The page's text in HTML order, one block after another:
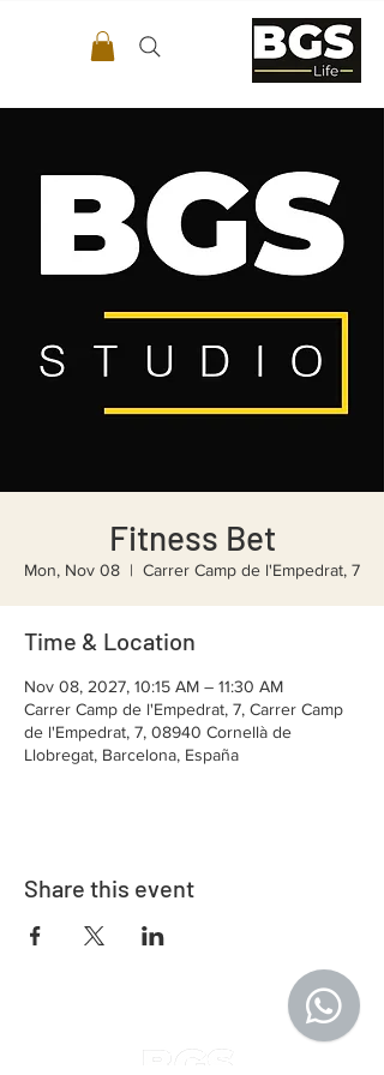
Fitness Bet
Mon, Nov 08
  |
Carrer Camp de l'Empedrat, 7
Time & Location
Nov 08, 2027, 10:15 AM – 11:30 AM
Carrer Camp de l'Empedrat, 7, Carrer Camp
de l'Empedrat, 7, 08940 Cornellà de
Llobregat, Barcelona, España
Share this event